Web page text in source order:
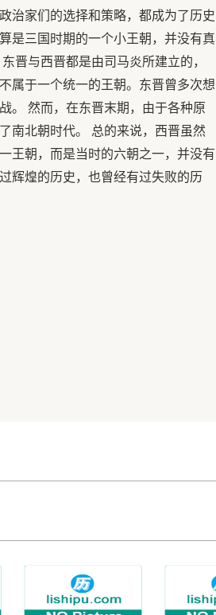
治家们的选择和策略，都成为了历史
是三国时期的一个小王朝，并没有真
晋与西晋都是由司马炎所建立的，
属于一个统一的王朝。东晋曾多次想
。 然而，在东晋末期，由于各种原
南北朝时代。 总的来说，西晋虽然
王朝，而是当时的六朝之一，并没有
辉煌的历史，也曾经有过失败的历